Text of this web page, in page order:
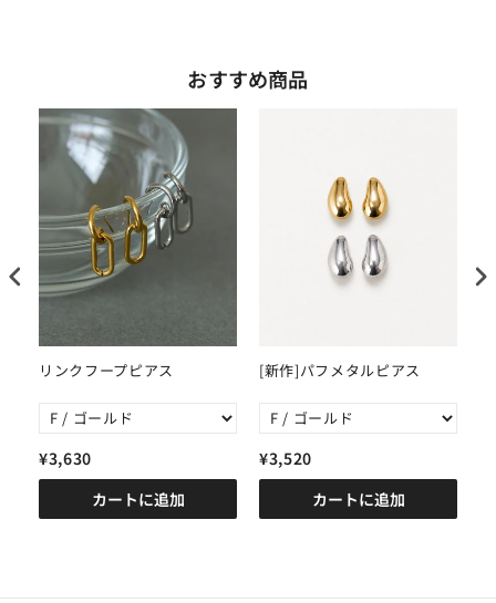
おすすめ商品
リンクフープピアス
¥3,630
カートに追加
[新作]パフメタルピアス
¥3,520
カートに追加